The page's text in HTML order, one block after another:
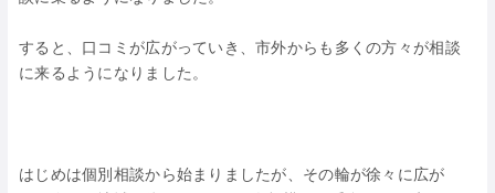
すると、口コミが広がっていき、市外からも多くの方々が相談
に来るようになりました。
はじめは個別相談から始まりましたが、その輪が徐々に広が